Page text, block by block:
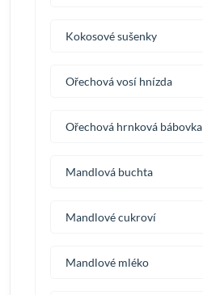
Kokosové sušenky
Ořechová vosí hnízda
Ořechová hrnková bábovka
Mandlová buchta
Mandlové cukroví
Mandlové mléko